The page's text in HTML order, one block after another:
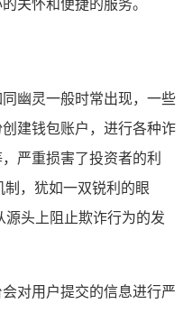
关怀和便捷的服务。
幽灵一般时常出现，一些
建钱包账户，进行各种诈
严重损害了投资者的利
，犹如一双锐利的眼
源头上阻止欺诈行为的发
对用户提交的信息进行严